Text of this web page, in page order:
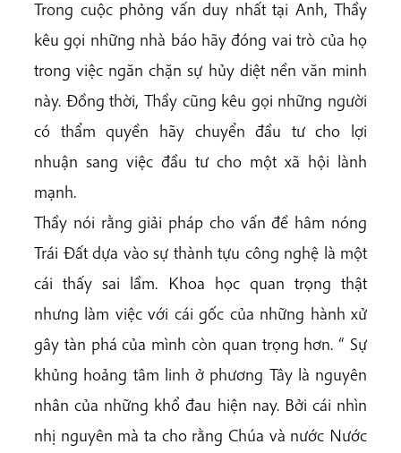
Trong cuộc phỏng vấn duy nhất tại Anh, Thầy
kêu gọi những nhà báo hãy đóng vai trò của họ
trong việc ngăn chặn sự hủy diệt nền văn minh
này. Đồng thời, Thầy cũng kêu gọi những người
có thẩm quyền hãy chuyển đầu tư cho lợi
nhuận sang việc đầu tư cho một xã hội lành
mạnh.
Thầy nói rằng giải pháp cho vấn đề hâm nóng
Trái Đất dựa vào sự thành tựu công nghệ là một
cái thấy sai lầm. Khoa học quan trọng thật
nhưng làm việc với cái gốc của những hành xử
gây tàn phá của mình còn quan trọng hơn. “ Sự
khủng hoảng tâm linh ở phương Tây là nguyên
nhân của những khổ đau hiện nay. Bởi cái nhìn
nhị nguyên mà ta cho rằng Chúa và nước Nước